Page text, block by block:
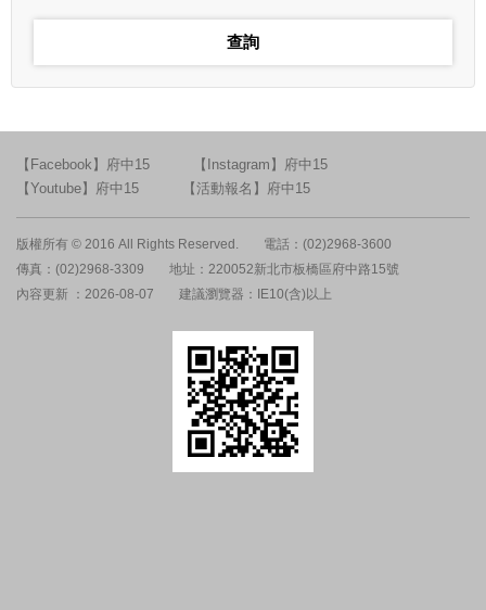
【Facebook】府中15
【Instagram】府中15
【Youtube】府中15
【活動報名】府中15
版權所有 © 2016 All Rights Reserved.
電話：(02)2968-3600
傳真：(02)2968-3309
地址：220052新北市板橋區府中路15號
內容更新 ：2026-08-07
建議瀏覽器：IE10(含)以上